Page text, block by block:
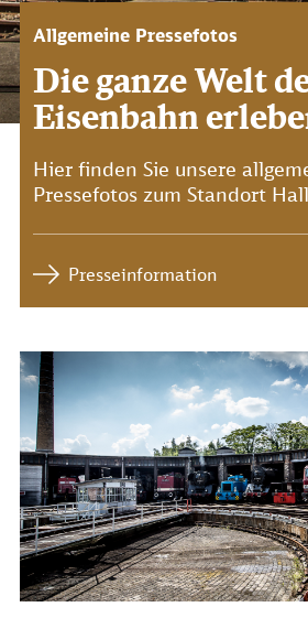
Allgemeine Pressefotos
Die ganze Welt
Eisenbahn
Hier finden Sie unsere
Pressefotos zum Standort
Presseinformation